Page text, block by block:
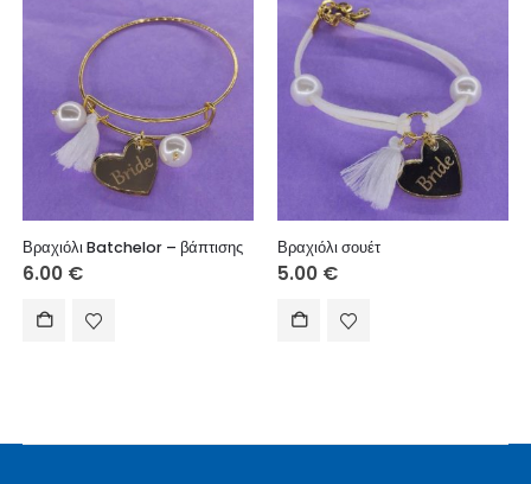
Βραχιόλι Batchelor – βάπτισης
6.00 €
Βραχιόλι σουέτ
5.00 €